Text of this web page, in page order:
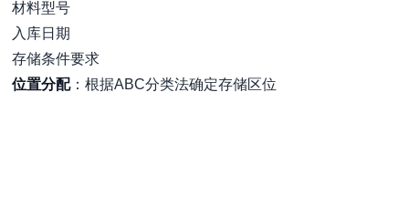
材料型号
入库日期
存储条件要求
位置分配：根据ABC分类法确定存储区位